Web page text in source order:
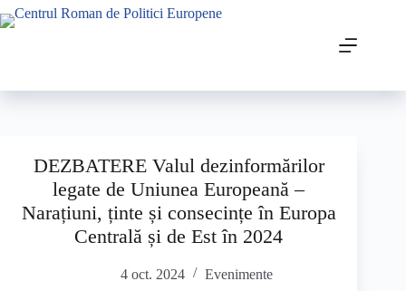
DEZBATERE Valul dezinformărilor
legate de Uniunea Europeană –
Narațiuni, ținte și consecințe în Europa
Centrală și de Est în 2024
4 oct. 2024 Evenimente